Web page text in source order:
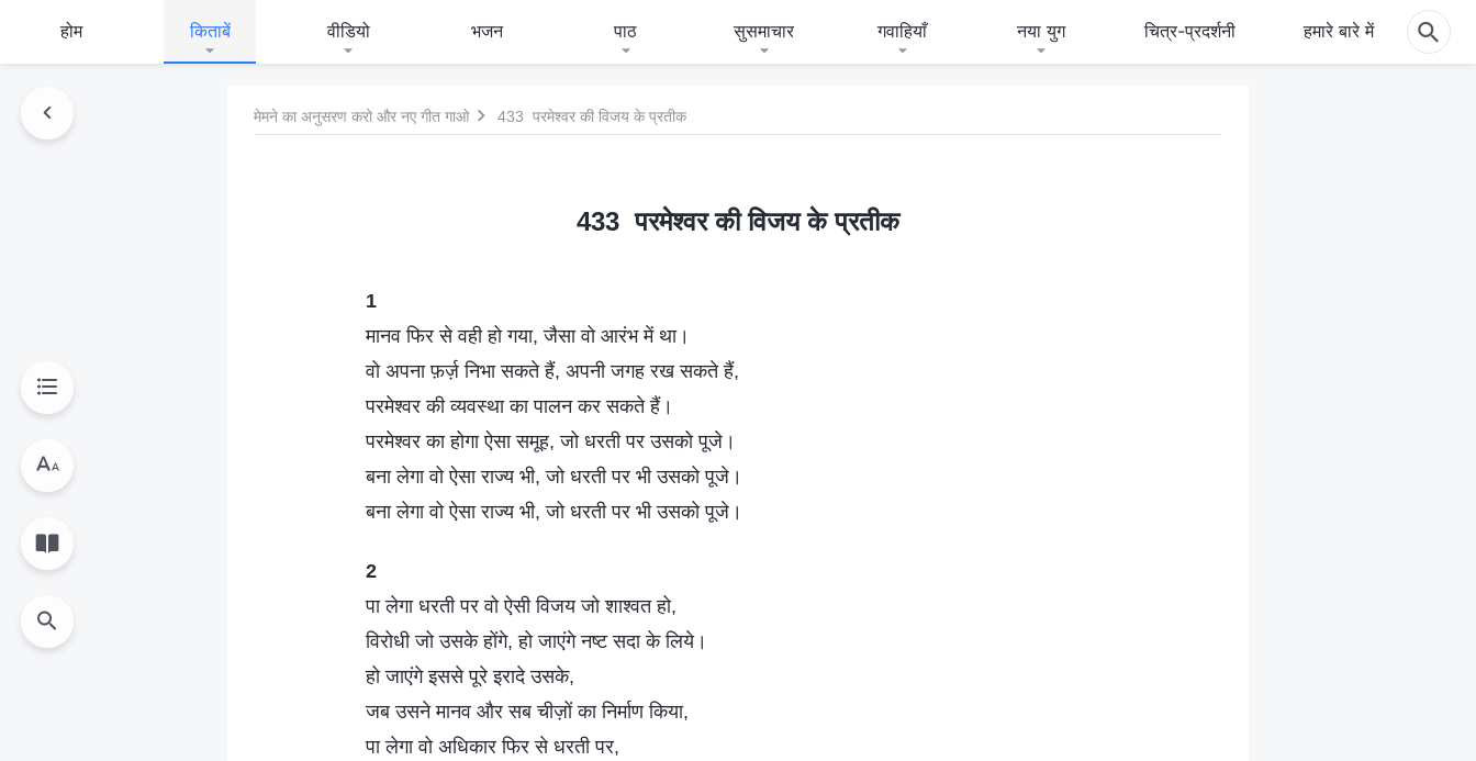
होम किताबें वीडियो भजन पाठ सुसमाचार गवाहियाँ नया युग चित्र-प्रदर्शनी हमारे बारे में
मेमने का अनुसरण करो और नए गीत गाओ 433 परमेश्वर की विजय के प्रतीक
433 परमेश्वर की विजय के प्रतीक
1
मानव फिर से वही हो गया, जैसा वो आरंभ में था।
वो अपना फ़र्ज़ निभा सकते हैं, अपनी जगह रख सकते हैं,
परमेश्वर की व्यवस्था का पालन कर सकते हैं।
परमेश्वर का होगा ऐसा समूह, जो धरती पर उसको पूजे।
बना लेगा वो ऐसा राज्य भी, जो धरती पर भी उसको पूजे।
बना लेगा वो ऐसा राज्य भी, जो धरती पर भी उसको पूजे।
2
पा लेगा धरती पर वो ऐसी विजय जो शाश्वत हो,
विरोधी जो उसके होंगे, हो जाएंगे नष्ट सदा के लिये।
हो जाएंगे इससे पूरे इरादे उसके,
जब उसने मानव और सब चीज़ों का निर्माण किया,
पा लेगा वो अधिकार फिर से धरती पर,